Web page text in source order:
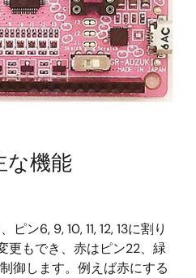
な機能
ン6, 9, 10, 11, 12, 13に割り
更もでき、赤はピン22、緑
御します。例えば赤にする